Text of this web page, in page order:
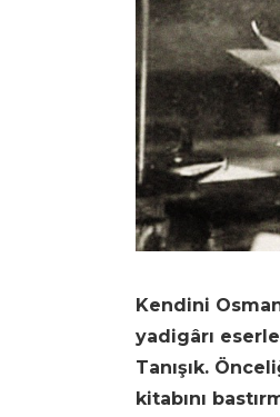
Kendini
yadigârı
Tanışık.
kitabını